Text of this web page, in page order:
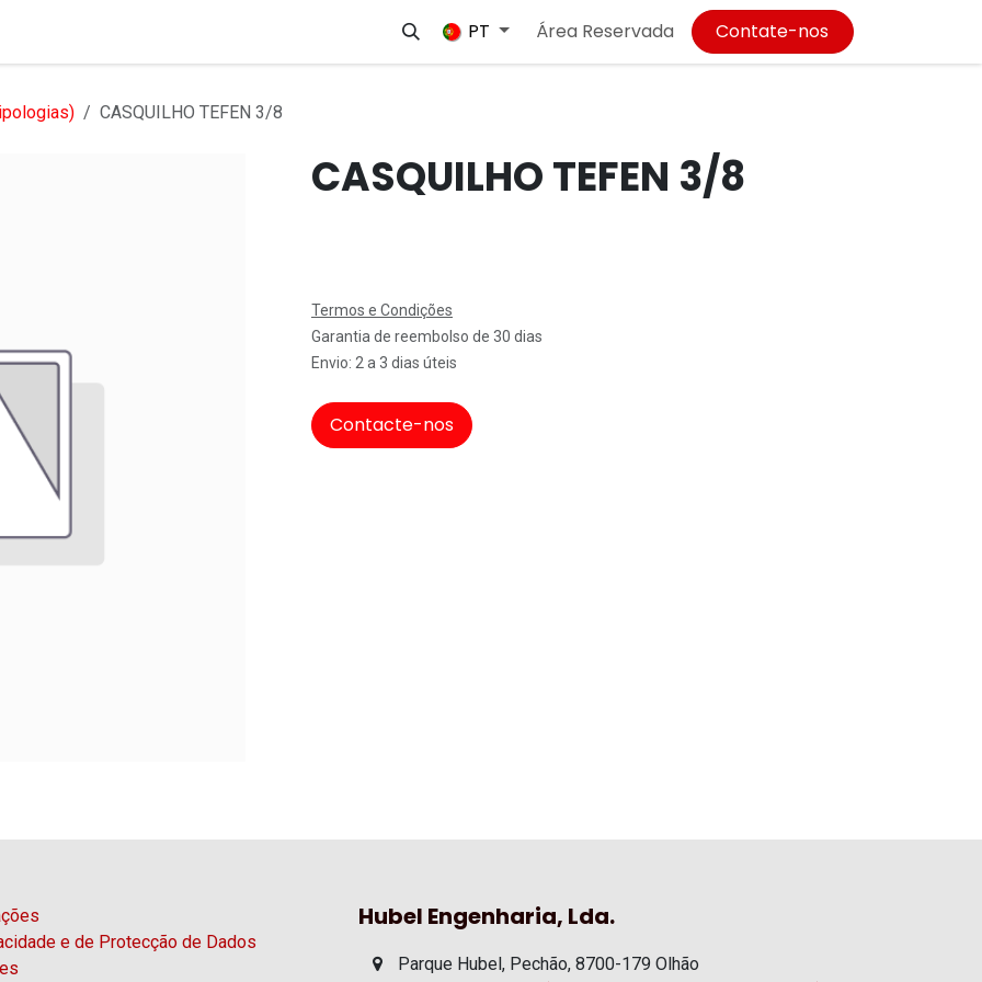
Empregos
PT Área Reservada Contate-nos
CASQUILHO TEFEN 3/8
CASQUILHO TEFEN 3/8
Termos e Condições
Garantia de reembolso de 30 dias
Envio: 2 a 3 dias úteis
Contacte-nos
Hubel Engenharia, Lda.
Parque Hubel, Pechão, 8700-179 Olhão
e de Protecção de Dados